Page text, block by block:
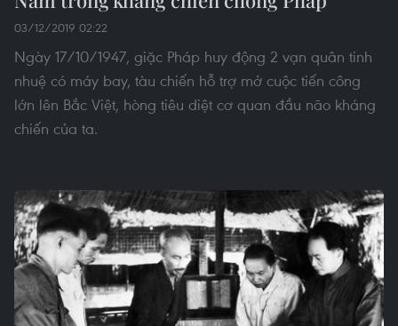
03/12/2019 02:22
Ngày 17/10/1947, giặc Pháp huy động 2 vạn quân tinh
nhuệ có máy bay, tàu chiến hỗ trợ mở cuộc tiến công
lớn lên Bắc Việt, hòng tiêu diệt cơ quan đầu não kháng
chiến của ta.